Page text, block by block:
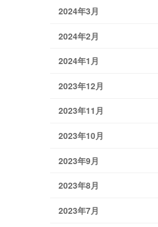
2024年3月
2024年2月
2024年1月
2023年12月
2023年11月
2023年10月
2023年9月
2023年8月
2023年7月